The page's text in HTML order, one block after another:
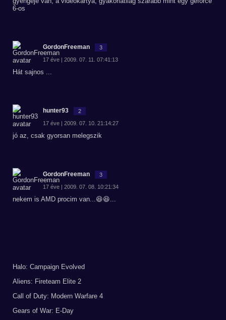
6-os
GordonFreeman 3
17 éve | 2009. 07. 11. 07:41:13
Hát sajnos ...
hunter93 2
17 éve | 2009. 07. 10. 21:14:27
jó az, csak gyorsan melegszik
GordonFreeman 3
17 éve | 2009. 07. 08. 10:21:34
nekem is AMD procim van...😆😆...
Halo: Campaign Evolved
Aliens: Fireteam Elite 2
Call of Duty: Modern Warfare 4
Gears of War: E-Day